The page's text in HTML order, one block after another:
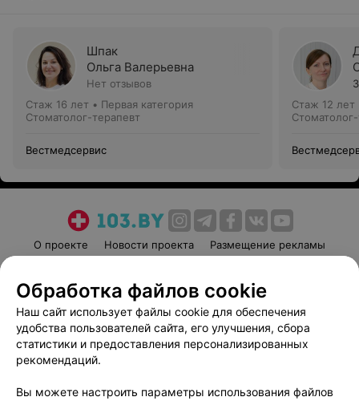
Шпак
Ольга Валерьевна
Нет отзывов
Стаж 16 лет • Первая категория
Стоматолог-терапевт
Вестмедсервис
Стаж 12 лет
О проекте Новости проекта
Размещение рекламы
Пользовательское соглашение
Способы оплаты
Вакансии
Партнеры
Написать руководителю 103.by
Обработка файлов cookie
Наш сайт использует файлы cookie для обеспечения
удобства пользователей сайта, его улучшения, сбора
статистики и предоставления персонализированных
рекомендаций.
Вы можете настроить параметры использования файлов